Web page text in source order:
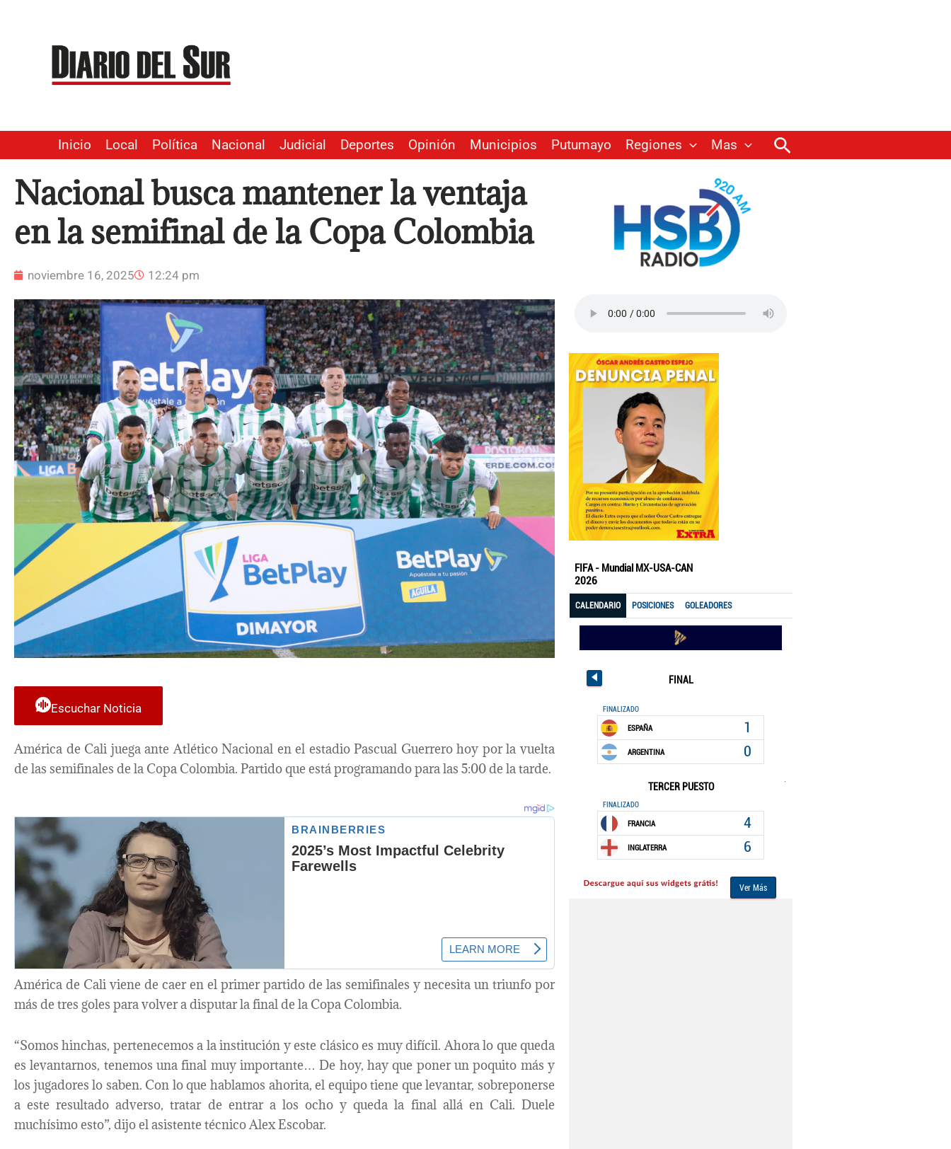
contenido
Inicio Local Política Nacional Judicial Deportes Opinión Municipios Putumayo Regiones Mas Buscar
Nacional busca mantener la ventaja
en la semifinal de la Copa Colombia
noviembre 16, 2025 12:24 pm
Escuchar Noticia
América de Cali juega ante Atlético Nacional en el estadio Pascual Guerrero hoy por la vuelta
de las semifinales de la Copa Colombia. Partido que está programando para las 5:00 de la tarde.
América de Cali viene de caer en el primer partido de las semifinales y necesita un triunfo por
más de tres goles para volver a disputar la final de la Copa Colombia.
“Somos hinchas, pertenecemos a la institución y este clásico es muy difícil. Ahora lo que queda
es levantarnos, tenemos una final muy importante… De hoy, hay que poner un poquito más y
los jugadores lo saben. Con lo que hablamos ahorita, el equipo tiene que levantar, sobreponerse
a este resultado adverso, tratar de entrar a los ocho y queda la final allá en Cali. Duele
muchísimo esto”, dijo el asistente técnico Alex Escobar.